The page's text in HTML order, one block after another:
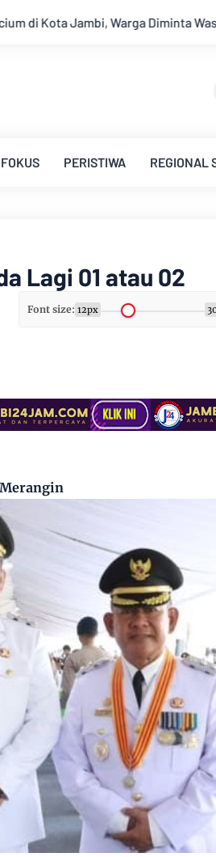
Hadapi Puncak Kemarau
FOKUS PERISTIWA REGIONAL
Lagi 01 atau 02
Font size: 12px